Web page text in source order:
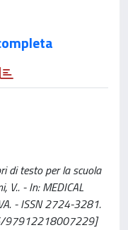
di testo per la scuola
V.. - In: MEDICAL
- ISSN 2724-3281.
97912218007229]